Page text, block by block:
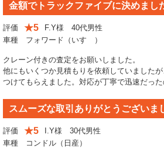
金額でトラックファイブに決めまし
評価 ★5
F.Y様 40代男性
車種 フォワード（いすゞ）
クレーン付きの査定をお願いしました。
他にもいくつか見積もりを依頼していました
つけてもらえました。対応が丁寧で迅速だった
スムーズな取引ありがとうございま
評価 ★5
I.Y様 30代男性
車種 コンドル（日産）